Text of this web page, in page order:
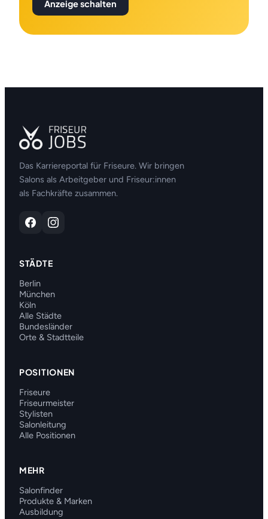
Anzeige schalten
Das Karriereportal für Friseure. Wir bringen
Salons als Arbeitgeber und Friseur:innen
als Fachkräfte zusammen.
STÄDTE
Berlin
München
Köln
Alle Städte
Bundesländer
Orte & Stadtteile
POSITIONEN
Friseure
Friseurmeister
Stylisten
Salonleitung
Alle Positionen
MEHR
Salonfinder
Produkte & Marken
Ausbildung